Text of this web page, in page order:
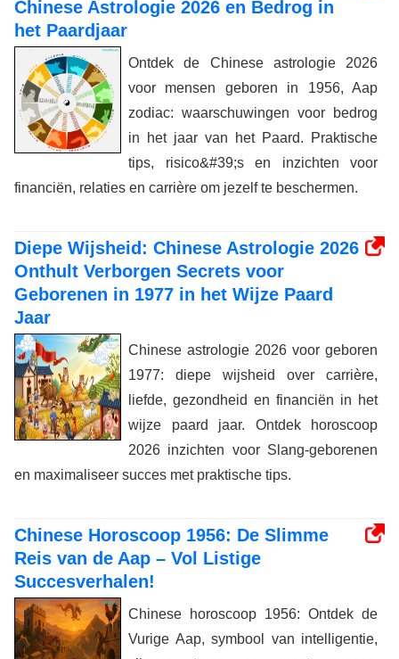
Chinese Astrologie 2026 en Bedrog in
het Paardjaar
Ontdek de Chinese astrologie 2026
voor mensen geboren in 1956, Aap
zodiac: waarschuwingen voor bedrog
in het jaar van het Paard. Praktische
tips, risico&#39;s en inzichten voor
financiën, relaties en carrière om jezelf te beschermen.
Diepe Wijsheid: Chinese Astrologie 2026
Onthult Verborgen Secrets voor
Geborenen in 1977 in het Wijze Paard
Jaar
Chinese astrologie 2026 voor geboren
1977: diepe wijsheid over carrière,
liefde, gezondheid en financiën in het
wijze paard jaar. Ontdek horoscoop
2026 inzichten voor Slang-geborenen
en maximaliseer succes met praktische tips.
Chinese Horoscoop 1956: De Slimme
Reis van de Aap – Vol Listige
Succesverhalen!
Chinese horoscoop 1956: Ontdek de
Vurige Aap, symbool van intelligentie,